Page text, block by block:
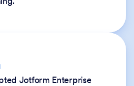
Jotform Enterprise